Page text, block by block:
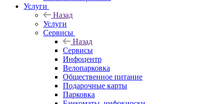
Услуги
Назад
Услуги
Сервисы
Назад
Сервисы
Инфоцентр
Велопарковка
Общественное питание
Подарочные карты
Парковка